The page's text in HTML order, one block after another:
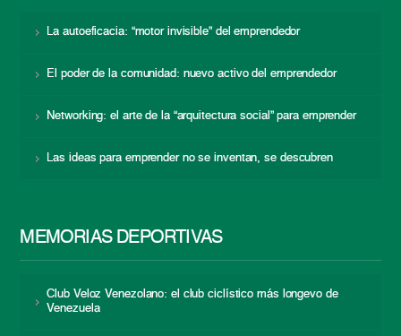
La autoeficacia: “motor invisible” del emprendedor
El poder de la comunidad: nuevo activo del emprendedor
Networking: el arte de la “arquitectura social” para emprender
Las ideas para emprender no se inventan, se descubren
MEMORIAS DEPORTIVAS
Club Veloz Venezolano: el club ciclístico más longevo de
Venezuela